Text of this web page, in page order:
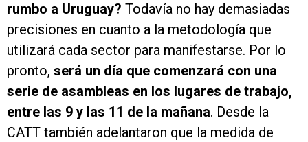
rumbo a Uruguay? Todavía no hay demasiadas
precisiones en cuanto a la metodología que
utilizará cada sector para manifestarse. Por lo
pronto, será un día que comenzará con una
serie de asambleas en los lugares de trabajo,
entre las 9 y las 11 de la mañana. Desde la
CATT también adelantaron que la medida de